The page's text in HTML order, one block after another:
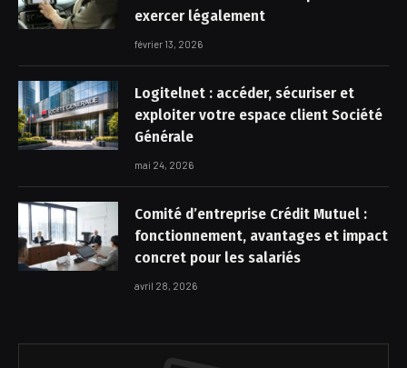
exercer légalement
février 13, 2026
Logitelnet : accéder, sécuriser et
exploiter votre espace client Société
Générale
mai 24, 2026
Comité d’entreprise Crédit Mutuel :
fonctionnement, avantages et impact
concret pour les salariés
avril 28, 2026